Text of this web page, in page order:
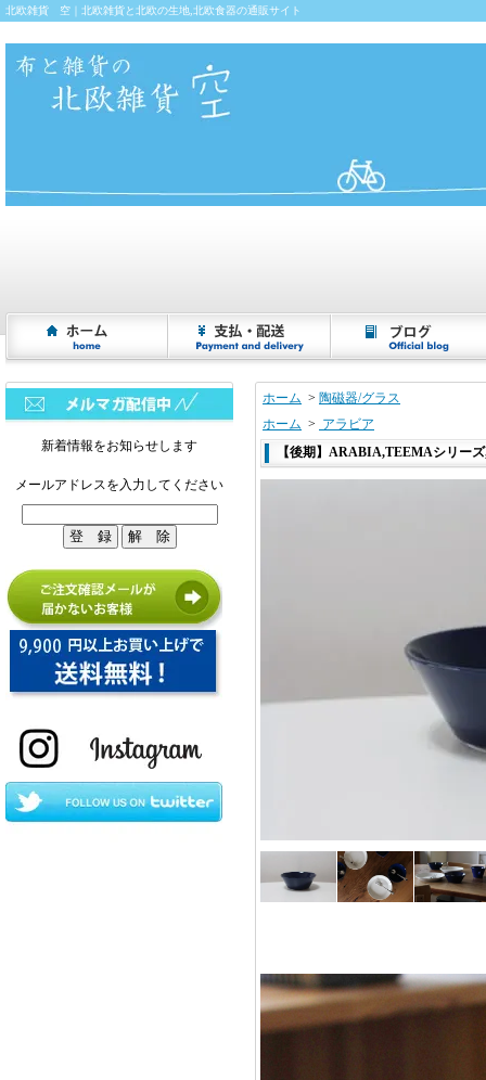
北欧雑貨 空｜北欧雑貨と北欧の生地,北欧食器の通販サイト
新着情報をお知らせします
メールアドレスを入力してください
ホーム > 陶磁器/グラス
ホーム > アラビア
【後期】ARABIA,TEEMAシリー